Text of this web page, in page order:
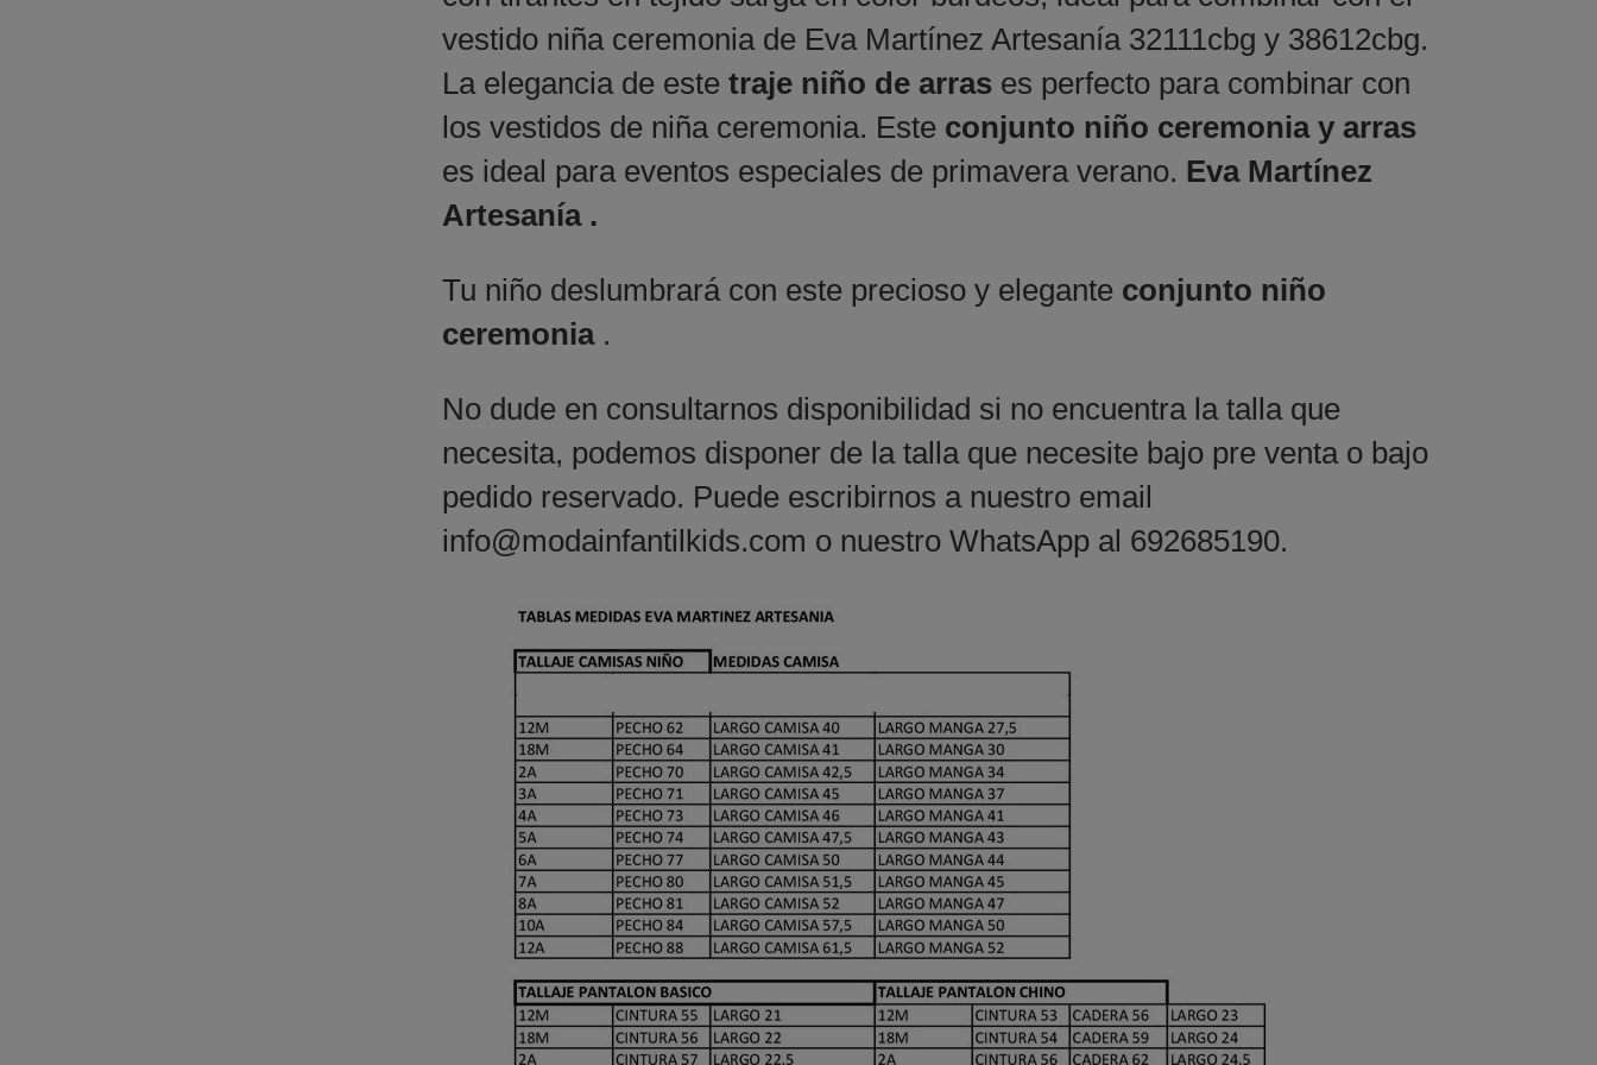
vestido niña ceremonia de Eva Martínez Artesanía 32111cbg y 38612cbg.
La elegancia de estetraje niño de arras es perfecto para combinar con
los vestidos de niña ceremonia. Este conjunto niño ceremonia y arras
es ideal para eventos especiales de primavera verano. Eva Martínez
Artesanía .
Tu niño deslumbrará con este precioso y elegante conjunto niño
ceremonia .
No dude en consultarnos disponibilidad si no encuentra la talla que
necesita, podemos disponer de la talla que necesite bajo pre venta o bajo
pedido reservado. Puede escribirnos a nuestro email
info@modainfantilkids.com o nuestro WhatsApp al 692685190.